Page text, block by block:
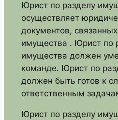
Юрист по разделу
осуществляет
документов,
имущества . Юрист по
имущества должен
команде. Юрист по
должен быть готов к
ответственным
Юрист по разделу